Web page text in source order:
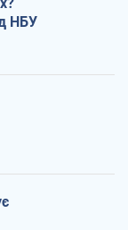
НБУ